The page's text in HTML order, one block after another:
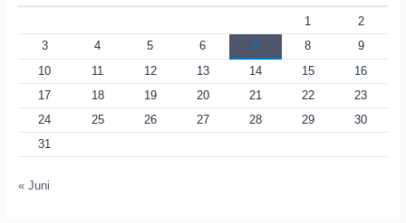
1
2
3
4 5 6 7 8
9
10
11 12 13 14 15
16
17
18 19 20 21 22
23
24
25 26 27 28 29
30
31
« Juni